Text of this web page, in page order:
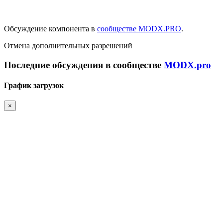
Обсуждение компонента в сообществе MODX.PRO.
Отмена дополнительных разрешений
Последние обсуждения в сообществе MODX.pro
График загрузок
×